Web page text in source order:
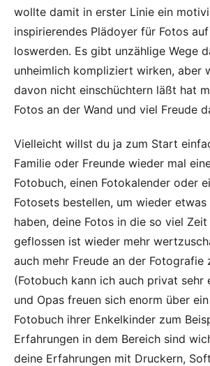
wollte damit in erster Linie ein
inspirierendes Plädoyer für Fotos
loswerden. Es gibt unzählige Wege
unheimlich kompliziert wirken, aber
davon nicht einschüchtern läßt hat
Fotos an der Wand und viel Freude
Vielleicht willst du ja zum Start
Familie oder Freunde wieder mal
Fotobuch, einen Fotokalender oder
Fotosets bestellen, um wieder
haben, deine Fotos in die so viel
geflossen ist wieder mehr
auch mehr Freude an der Fotografie
(Fotobuch kann ich auch privat sehr
und Opas freuen sich enorm über
Fotobuch ihrer Enkelkinder zum
Erfahrungen in dem Bereich sind
deine Erfahrungen mit Druckern,